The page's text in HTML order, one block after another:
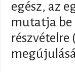
egész, az
mutatja be